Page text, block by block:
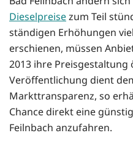
Dieselpreisezum Teil
ständigen Erhöhungen
erschienen, müssen
2013 ihre Preisgestaltung
Veröffentlichung dient
Markttransparenz, so
Chance direkt eine
Feilnbach anzufahren.